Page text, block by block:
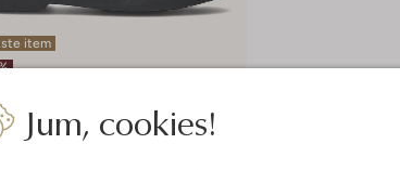
Jum, cookies!
item
Hilfiger
€ 89,95